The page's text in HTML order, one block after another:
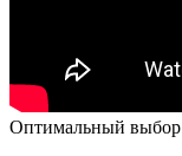
Оптимальный выбор